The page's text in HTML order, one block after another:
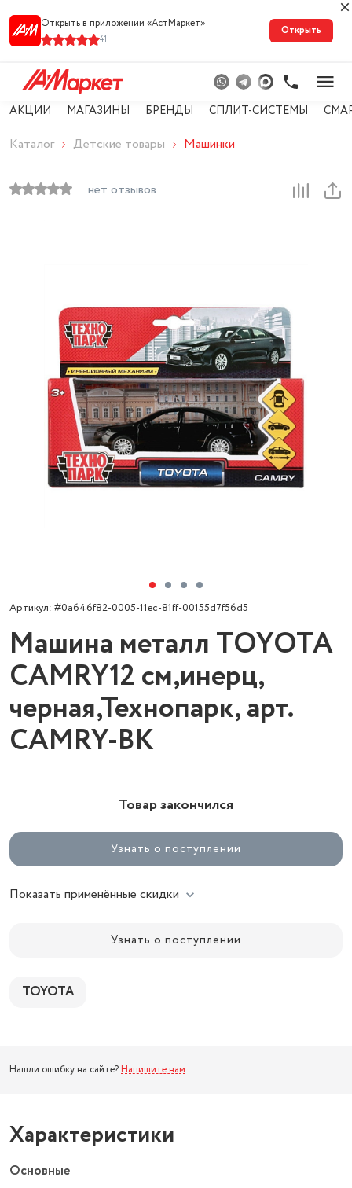
Открыть в приложении «АстМарке‪т‬»
41
Открыть
АКЦИИ МАГАЗИНЫ БРЕНДЫ СПЛИТ-СИСТЕМЫ
Каталог Детские товары Машинки
нет отзывов
Артикул: #0a646f82-0005-11ec-81ff-00155d7f56d5
Машина металл TOYOTA
CAMRY12 см,инерц,
черная,Технопарк, арт.
CAMRY-BK
Товар закончился
Узнать о поступлении
Показать применённые скидки
Узнать о поступлении
TOYOTA
Нашли ошибку на сайте? Напишите нам.
Характеристики
Основные